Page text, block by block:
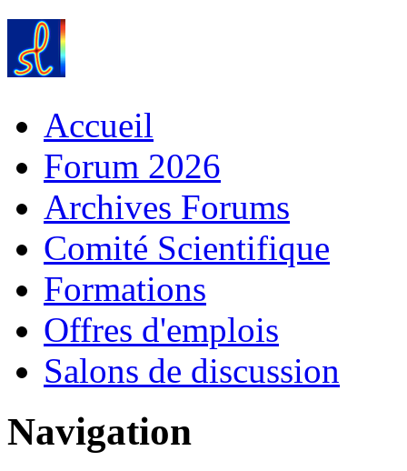
Accueil
Forum 2026
Archives Forums
Comité Scientifique
Formations
Offres d'emplois
Salons de discussion
Navigation